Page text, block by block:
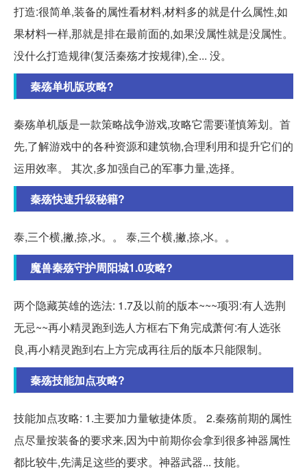
打造:很简单,装备的属性看材料,材料多的就是什么属性,如
果材料一样,那就是排在最前面的,如果没属性就是没属性。
没什么打造规律(复活秦殇才按规律),全... 没。
秦殇单机版攻略?
秦殇单机版是一款策略战争游戏,攻略它需要谨慎筹划。首
先,了解游戏中的各种资源和建筑物,合理利用和提升它们的
运用效率。 其次,多加强自己的军事力量,选择。
秦殇快速升级秘籍?
泰,三个横,撇,捺,氺。。 泰,三个横,撇,捺,氺。。
魔兽秦殇守护周阳城1.0攻略?
两个隐藏英雄的选法: 1.7及以前的版本~~~项羽:有人选荆
无忌~~再小精灵跑到选人方框右下角完成萧何:有人选张
良,再小精灵跑到右上方完成再往后的版本只能限制。
秦殇技能加点攻略?
技能加点攻略: 1.主要加力量敏捷体质。 2.秦殇前期的属性
点尽量按装备的要求来,因为中前期你会拿到很多神器属性
都比较牛,先满足这些的要求。神器武器... 技能。